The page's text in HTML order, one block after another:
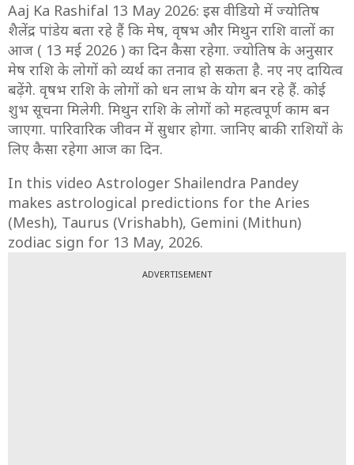
Aaj Ka Rashifal 13 May 2026: इस वीडियो में ज्योतिष
शैलेंद्र पांडेय बता रहे हैं कि मेष, वृषभ और मिथुन राशि वालों का
आज ( 13 मई 2026 ) का दिन कैसा रहेगा. ज्योतिष के अनुसार
मेष राशि के लोगों को व्यर्थ का तनाव हो सकता है. नए नए दायित्व
बढ़ेंगे. वृषभ राशि के लोगों को धन लाभ के योग बन रहे हैं. कोई
शुभ सूचना मिलेगी. मिथुन राशि के लोगों को महत्वपूर्ण काम बन
जाएगा. पारिवारिक जीवन में सुधार होगा. जानिए बाकी राशियों के
लिए कैसा रहेगा आज का दिन.
In this video Astrologer Shailendra Pandey
makes astrological predictions for the Aries
(Mesh), Taurus (Vrishabh), Gemini (Mithun)
zodiac sign for 13 May, 2026.
ADVERTISEMENT